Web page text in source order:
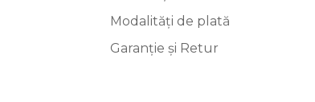
Modalități de plată
Garanție și Retur